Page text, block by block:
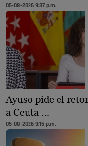
05-08-2026 9:37 p.m.
Ayuso pide el
a Ceuta …
05-08-2026 9:15 p.m.